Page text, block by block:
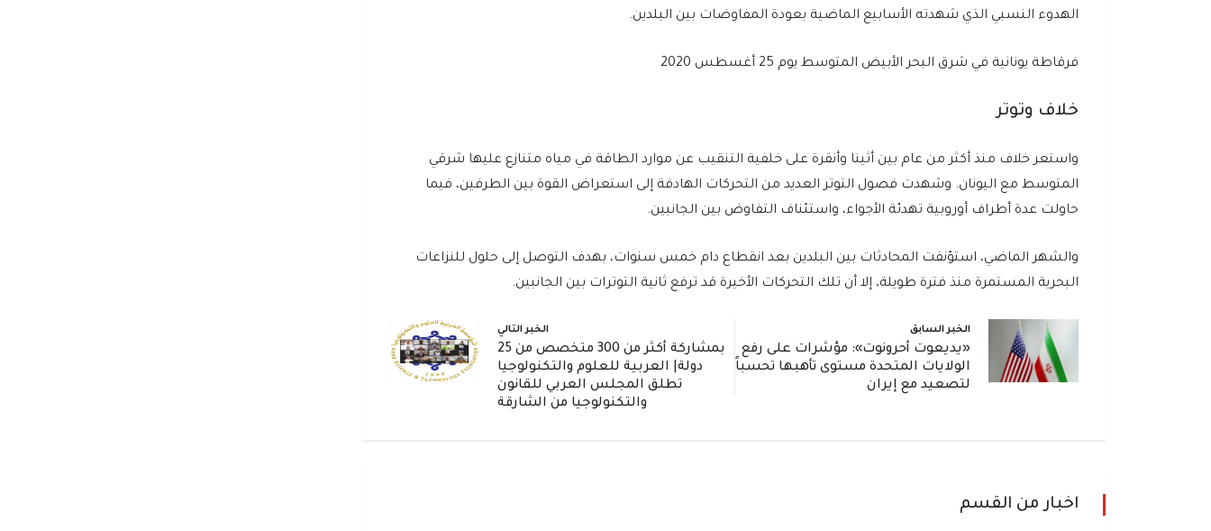
الهدوء النسبي الذي شهدته الأسابيع الماضية بعودة المفاوضات بين البلدين.
فرقاطة يونانية في شرق البحر الأبيض المتوسط يوم 25 أغسطس 2020
خلاف وتوتر
واستعر خلاف منذ أكثر من عام بين أثينا وأنقرة على خلفية التنقيب عن موارد الطاقة في مياه متنازع عليها شرقي
المتوسط مع اليونان. وشهدت فصول التوتر العديد من التحركات الهادفة إلى استعراض القوة بين الطرفين، فيما
حاولت عدة أطراف أوروبية تهدئة الأجواء، واستئناف التفاوض بين الجانبين.
والشهر الماضي، استؤنفت المحادثات بين البلدين بعد انقطاع دام خمس سنوات، بهدف التوصل إلى حلول للنزاعات
البحرية المستمرة منذ فترة طويلة، إلا أن تلك التحركات الأخيرة قد ترفع ثانية التوترات بين الجانبين.
الخبر السابق
«يديعوت أحرونوت»: مؤشرات على رفع
الولايات المتحدة مستوى تأهبها تحسباً
لتصعيد مع إيران
الخبر التالي
بمشاركة أكثر من 300 متخصص من 25
دولة| العربية للعلوم والتكنولوجيا
تطلق المجلس العربي للقانون
والتكنولوجيا من الشارقة
اخبار من القسم